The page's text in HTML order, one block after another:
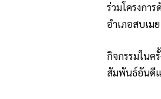
ร่วมโครงกา
อำเภอสบเม
กิจกรรมในค
สัมพันธ์อันดี